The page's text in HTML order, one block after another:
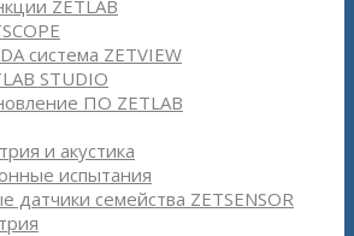
ZETLAB
система ZETVIEW
STUDIO
ПО ZETLAB
и акустика
испытания
датчики семейства ZETSENSOR